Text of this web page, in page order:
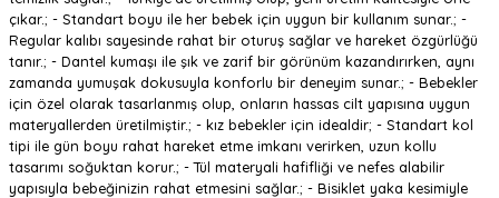
çıkar.; - Standart boyu ile her bebek için uygun bir kullanım sunar.; -
Regular kalıbı sayesinde rahat bir oturuş sağlar ve hareket özgürlüğü
tanır.; - Dantel kumaşı ile şık ve zarif bir görünüm kazandırırken, aynı
zamanda yumuşak dokusuyla konforlu bir deneyim sunar.; - Bebekler
için özel olarak tasarlanmış olup, onların hassas cilt yapısına uygun
materyallerden üretilmiştir.; - kız bebekler için idealdir; - Standart kol
tipi ile gün boyu rahat hareket etme imkanı verirken, uzun kollu
tasarımı soğuktan korur.; - Tül materyali hafifliği ve nefes alabilir
yapısıyla bebeğinizin rahat etmesini sağlar.; - Bisiklet yaka kesimiyle